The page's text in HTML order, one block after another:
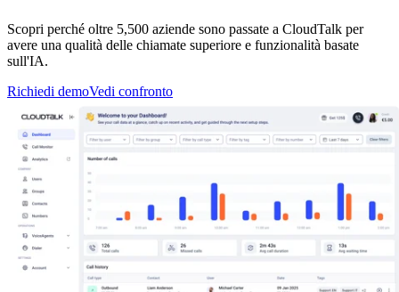
Scopri perché oltre 5,500 aziende sono passate a CloudTalk per
avere una qualità delle chiamate superiore e funzionalità basate
sull'IA.
Richiedi demoVedi confronto